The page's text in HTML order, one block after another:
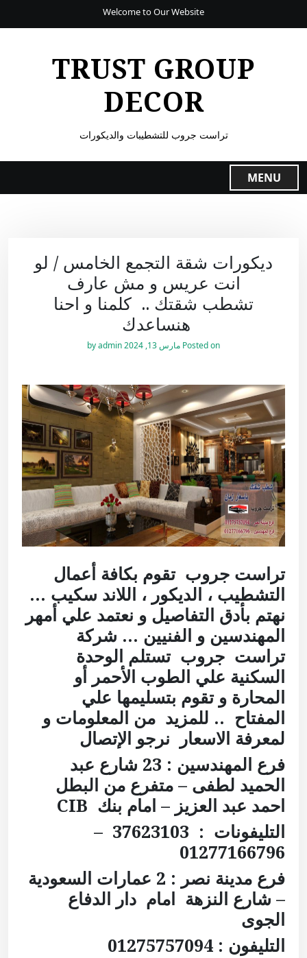
Welcome to Our Website
TRUST GROUP
DECOR
تراست جروب للتشطيبات والديكورات
MENU
ديكورات شقة التجمع الخامس / لو
انت عريس و مش عارف
تشطب شقتك .. كلمنا و احنا
هنساعدك
Posted on مارس 13, 2024 admin
تراست جروب تقوم بكافة أعمال
التشطيب ، الديكور ، اللاند سكيب …
نهتم بأدق التفاصيل و نعتمد علي أمهر
المهندسين و الفنيين … شركة
تراست جروب تستلم الوحدة
السكنية علي الطوب الأحمر أو
المحارة و تقوم بتسليمها علي
المفتاح .. للمزيد من المعلومات و
لمعرفة الاسعار نرجو الإتصال
فرع المهندسين : 23 شارع عبد
الحميد لطفى – متفرع من البطل
احمد عبد العزيز – امام بنك CIB
التليفونات : 37623103 –
01277166796
فرع مدينة نصر :
2 عمارات السعودية
– شارع النزهة امام دار الدفاع
الجوى
التليفون : 01275757094